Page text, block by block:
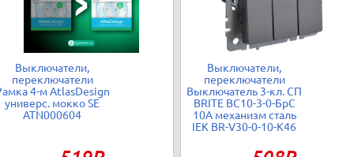
Выключатели,
переключатели
4-м AtlasDesign
универс. мокко SE
ATN000604
Выключатели,
переключатели
Выключатель 3-кл. СП
BRITE ВС10-3-0-БрС
10А механизм сталь
IEK BR-V30-0-10-K46